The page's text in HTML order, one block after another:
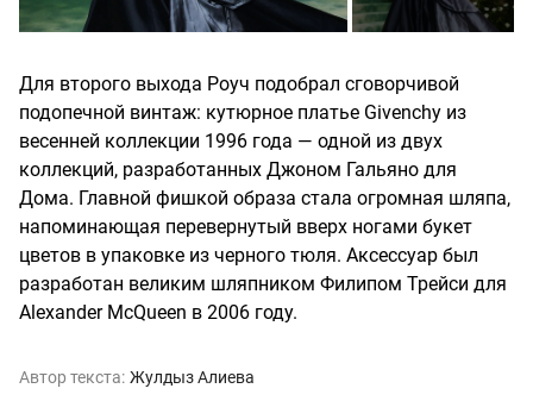
Для второго выхода Роуч подобрал сговорчивой
подопечной винтаж: кутюрное платье Givenchy из
весенней коллекции 1996 года — одной из двух
коллекций, разработанных Джоном Гальяно для
Дома. Главной фишкой образа стала огромная шляпа,
напоминающая перевернутый вверх ногами букет
цветов в упаковке из черного тюля. Аксессуар был
разработан великим шляпником Филипом Трейси для
Alexander McQueen в 2006 году.
Автор текста: Жулдыз Алиева